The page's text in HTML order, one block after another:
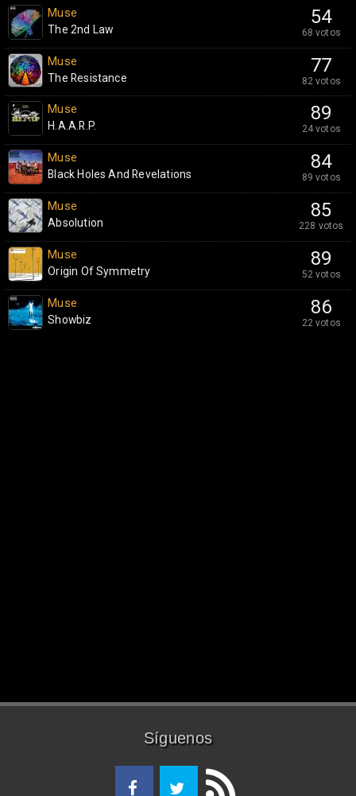
54
68 votos
Muse
The 2nd Law
77
82 votos
Muse
The Resistance
89
24 votos
Muse
H.A.A.R.P.
84
89 votos
Muse
Black Holes And Revelations
85
228 votos
Muse
Absolution
89
52 votos
Muse
Origin Of Symmetry
86
22 votos
Muse
Showbiz
Síguenos